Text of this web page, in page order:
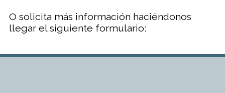
O solicita más información haciéndonos
llegar el siguiente formulario: